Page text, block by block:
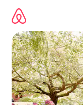
contenido